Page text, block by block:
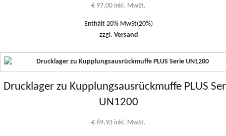
€ 97,00 inkl. MwSt.
Enthält 20% MwSt(20%)
zzgl. Versand
Drucklager zu Kupplungsausrückmuffe PLUS
UN1200
€ 69,93 inkl. MwSt.